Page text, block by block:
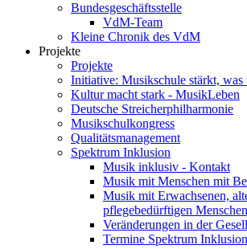
Bundesgeschäftsstelle
VdM-Team
Kleine Chronik des VdM
Projekte
Projekte
Initiative: Musikschule stärkt, was
Kultur macht stark - MusikLeben
Deutsche Streicherphilharmonie
Musikschulkongress
Qualitätsmanagement
Spektrum Inklusion
Musik inklusiv - Kontakt
Musik mit Menschen mit
Musik mit Erwachsenen,
pflegebedürftigen Menschen
Veränderungen in der
Termine Spektrum Inklusion